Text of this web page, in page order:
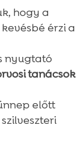
hogy a
érzi a
nyugtató
tanácsok
előtt